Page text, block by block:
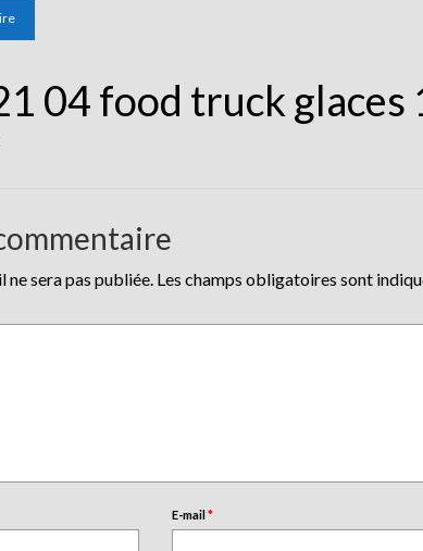
04 food truck glaces
sera pas publiée. Les champs obligatoires sont
E-mail*